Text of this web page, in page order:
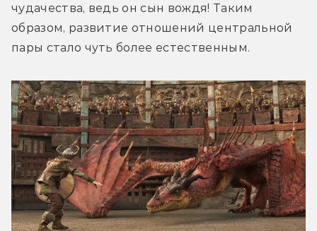
чудачества, ведь он сын вождя! Таким
образом, развитие отношений центральной
пары стало чуть более естественным.